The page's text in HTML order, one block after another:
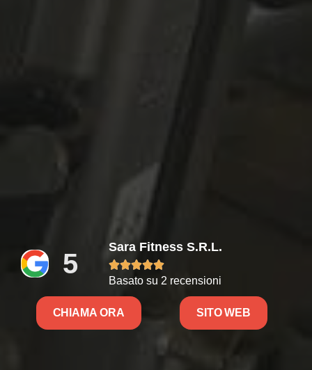
5
Sara Fitness S.r.l.

Basato su 2 recensioni
CHIAMA ORA SITO WEB